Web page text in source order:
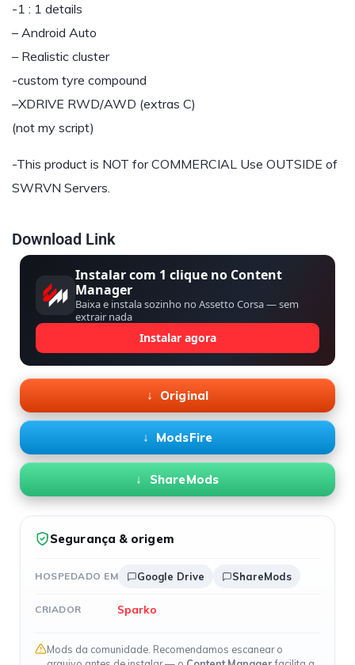
-1 : 1 details
– Android Auto
– Realistic cluster
-custom tyre compound
–XDRIVE RWD/AWD (extras C)
(not my script)
-This product is NOT for COMMERCIAL Use OUTSIDE of
SWRVN Servers.
Download Link
Instalar com 1 clique no Content
Manager
Baixa e instala sozinho no Assetto Corsa — sem
extrair nada
Instalar agora
Original
ModsFire
ShareMods
Segurança & origem
HOSPEDADO EM Google Drive ShareMods
CRIADOR Sparko
Mods da comunidade. Recomendamos escanear o